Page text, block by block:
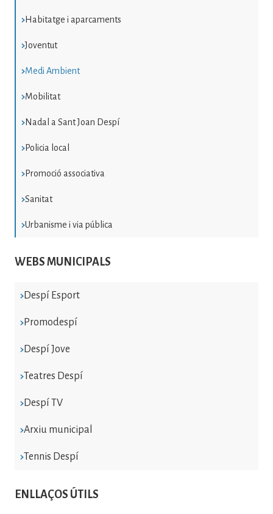
Habitatge i aparcaments
Joventut
Medi Ambient
Mobilitat
Nadal a Sant Joan Despí
Policia local
Promoció associativa
Sanitat
Urbanisme i via pública
WEBS MUNICIPALS
Despí Esport
Promodespí
Despí Jove
Teatres Despí
Despí TV
Arxiu municipal
Tennis Despí
ENLLAÇOS ÚTILS